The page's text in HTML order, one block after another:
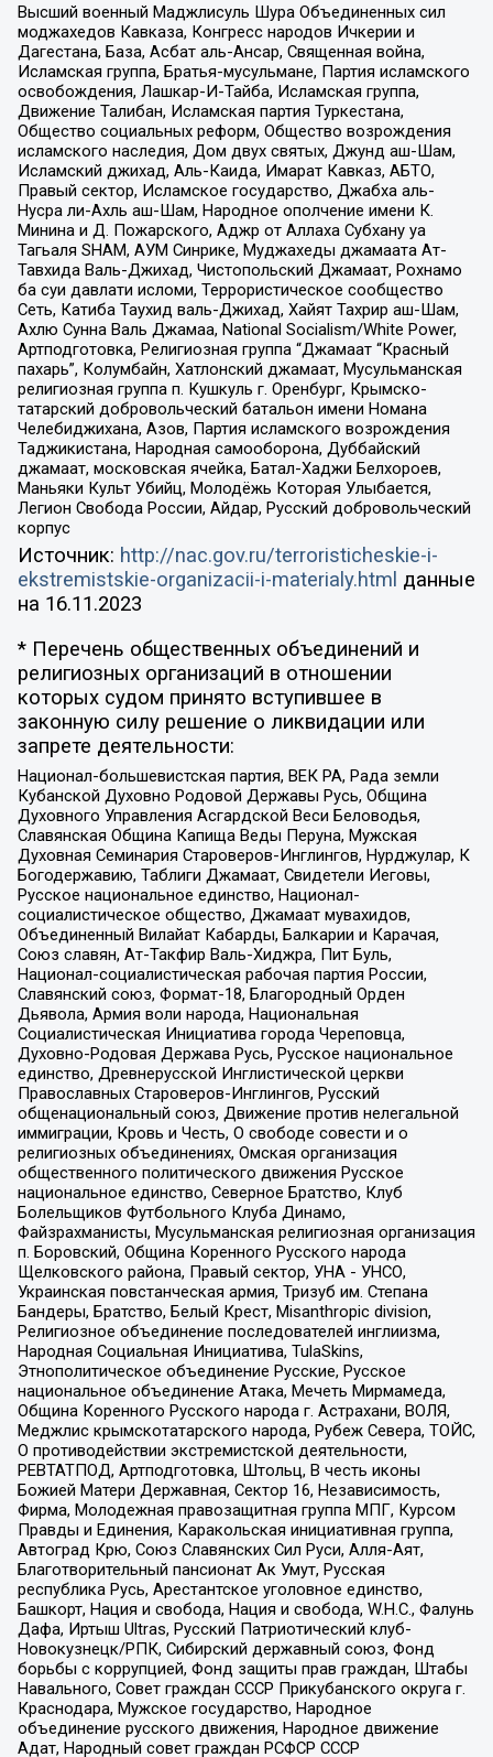
Высший военный Маджлисуль Шура Объединенных сил
моджахедов Кавказа, Конгресс народов Ичкерии и
Дагестана, База, Асбат аль-Ансар, Священная война,
Исламская группа, Братья-мусульмане, Партия исламского
освобождения, Лашкар-И-Тайба, Исламская группа,
Движение Талибан, Исламская партия Туркестана,
Общество социальных реформ, Общество возрождения
исламского наследия, Дом двух святых, Джунд аш-Шам,
Исламский джихад, Аль-Каида, Имарат Кавказ, АБТО,
Правый сектор, Исламское государство, Джабха аль-
Нусра ли-Ахль аш-Шам, Народное ополчение имени К.
Минина и Д. Пожарского, Аджр от Аллаха Субхану уа
Тагьаля SHAM, АУМ Синрике, Муджахеды джамаата Ат-
Тавхида Валь-Джихад, Чистопольский Джамаат, Рохнамо
ба суи давлати исломи, Террористическое сообщество
Сеть, Катиба Таухид валь-Джихад, Хайят Тахрир аш-Шам,
Ахлю Сунна Валь Джамаа, National Socialism/White Power,
Артподготовка, Религиозная группа “Джамаат “Красный
пахарь”, Колумбайн, Хатлонский джамаат, Мусульманская
религиозная группа п. Кушкуль г. Оренбург, Крымско-
татарский добровольческий батальон имени Номана
Челебиджихана, Азов, Партия исламского возрождения
Таджикистана, Народная самооборона, Дуббайский
джамаат, московская ячейка, Батал-Хаджи Белхороев,
Маньяки Культ Убийц, Молодёжь Которая Улыбается,
Легион Свобода России, Айдар, Русский добровольческий
корпус
Источник: http://nac.gov.ru/terroristicheskie-i-
ekstremistskie-organizacii-i-materialy.html данные
на 16.11.2023
* Перечень общественных объединений и
религиозных организаций в отношении
которых судом принято вступившее в
законную силу решение о ликвидации или
запрете деятельности:
Национал-большевистская партия, ВЕК РА, Рада земли
Кубанской Духовно Родовой Державы Русь, Община
Духовного Управления Асгардской Веси Беловодья,
Славянская Община Капища Веды Перуна, Мужская
Духовная Семинария Староверов-Инглингов, Нурджулар, К
Богодержавию, Таблиги Джамаат, Свидетели Иеговы,
Русское национальное единство, Национал-
социалистическое общество, Джамаат мувахидов,
Объединенный Вилайат Кабарды, Балкарии и Карачая,
Союз славян, Ат-Такфир Валь-Хиджра, Пит Буль,
Национал-социалистическая рабочая партия России,
Славянский союз, Формат-18, Благородный Орден
Дьявола, Армия воли народа, Национальная
Социалистическая Инициатива города Череповца,
Духовно-Родовая Держава Русь, Русское национальное
единство, Древнерусской Инглистической церкви
Православных Староверов-Инглингов, Русский
общенациональный союз, Движение против нелегальной
иммиграции, Кровь и Честь, О свободе совести и о
религиозных объединениях, Омская организация
общественного политического движения Русское
национальное единство, Северное Братство, Клуб
Болельщиков Футбольного Клуба Динамо,
Файзрахманисты, Мусульманская религиозная организация
п. Боровский, Община Коренного Русского народа
Щелковского района, Правый сектор, УНА - УНСО,
Украинская повстанческая армия, Тризуб им. Степана
Бандеры, Братство, Белый Крест, Misanthropic division,
Религиозное объединение последователей инглиизма,
Народная Социальная Инициатива, TulaSkins,
Этнополитическое объединение Русские, Русское
национальное объединение Атака, Мечеть Мирмамеда,
Община Коренного Русского народа г. Астрахани, ВОЛЯ,
Меджлис крымскотатарского народа, Рубеж Севера, ТОЙС,
О противодействии экстремистской деятельности,
РЕВТАТПОД, Артподготовка, Штольц, В честь иконы
Божией Матери Державная, Сектор 16, Независимость,
Фирма, Молодежная правозащитная группа МПГ, Курсом
Правды и Единения, Каракольская инициативная группа,
Автоград Крю, Союз Славянских Сил Руси, Алля-Аят,
Благотворительный пансионат Ак Умут, Русская
республика Русь, Арестантское уголовное единство,
Башкорт, Нация и свобода, Нация и свобода, W.H.С., Фалунь
Дафа, Иртыш Ultras, Русский Патриотический клуб-
Новокузнецк/РПК, Сибирский державный союз, Фонд
борьбы с коррупцией, Фонд защиты прав граждан, Штабы
Навального, Совет граждан СССР Прикубанского округа г.
Краснодара, Мужское государство, Народное
объединение русского движения, Народное движение
Адат, Народный совет граждан РСФСР СССР